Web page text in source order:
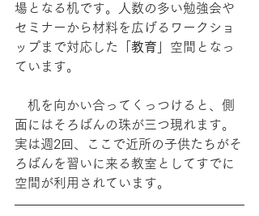
場となる机です。人数の多い勉強会や
セミナーから材料を広げるワークショ
ップまで対応した「 教育 」空間となっ
ています。
机を向かい合ってくっつけると、側
面にはそろばんの珠が三つ現れます。
実は週2回、ここで近所の子供たちがそ
ろばんを習いに来る教室としてすでに
空間が利用されています。